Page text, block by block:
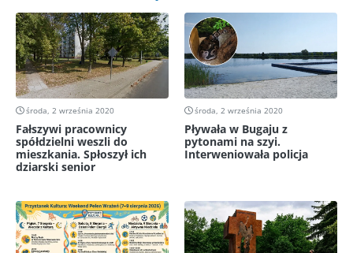
środa, 2 września 2020
Fałszywi pracownicy
spółdzielni weszli do
mieszkania. Spłoszył ich
dziarski senior
środa, 2 września 2020
Pływała w Bugaju z
pytonami na szyi.
Interweniowała policja